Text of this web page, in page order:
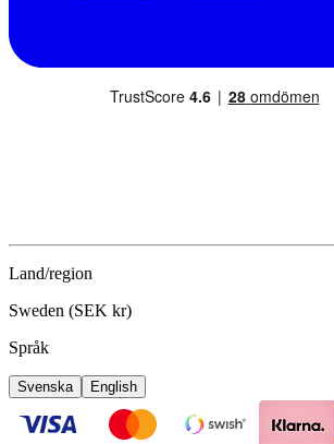
Land/region
Sweden (SEK kr)
Språk
Svenska English